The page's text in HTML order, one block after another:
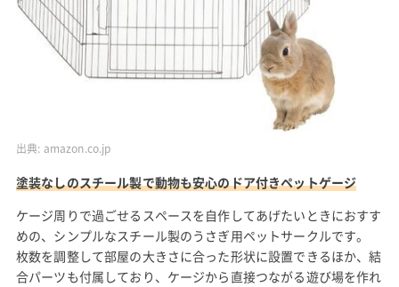
出典: amazon.co.jp
塗装なしのスチール製で動物も安心のドア付きペットゲージ
ケージ周りで過ごせるスペースを自作してあげたいときにおすす
めの、シンプルなスチール製のうさぎ用ペットサークルです。
枚数を調整して部屋の大きさに合った形状に設置できるほか、結
合パーツも付属しており、ケージから直接つながる遊び場を作れ